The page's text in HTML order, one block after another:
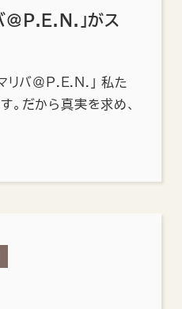
＠P.E.N.」がス
リバ＠P.E.N.」 私た
。だから真実を求め、